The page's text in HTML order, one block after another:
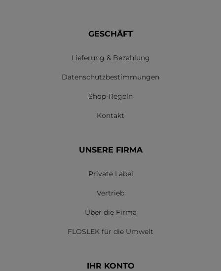
GESCHÄFT
Lieferung & Bezahlung
Datenschutzbestimmungen
Shop-Regeln
Kontakt
UNSERE FIRMA
Private Label
Vertrieb
Über die Firma
FLOSLEK für die Umwelt
IHR KONTO